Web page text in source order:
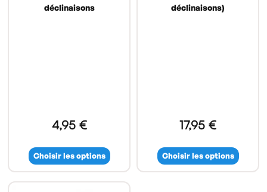
déclinaisons
4,95 €
Choisir les options
déclinaisons)
17,95 €
Choisir les options